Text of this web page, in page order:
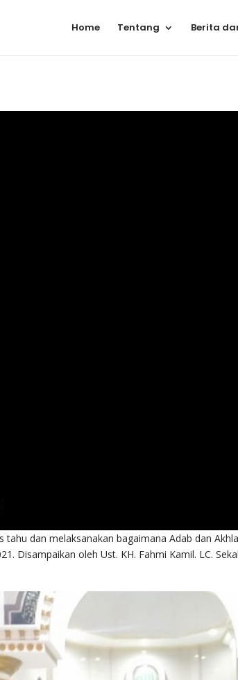
Home Tentang Berita
tahu dan melaksanakan bagaimana Adab dan
Disampaikan oleh Ust. KH. Fahmi Kamil. LC.